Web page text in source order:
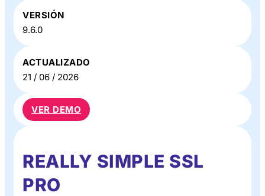
VERSIÓN
9.6.0
ACTUALIZADO
21 / 06 / 2026
VER DEMO
REALLY SIMPLE SSL
PRO